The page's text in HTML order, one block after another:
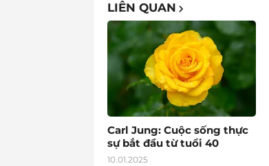
LIÊN QUAN
Carl Jung: Cuộc sống thực
sự bắt đầu từ tuổi 40
10.01.2025